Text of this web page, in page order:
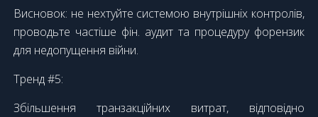
Висновок: не нехтуйте системою внутрішніх контролів,
проводьте частіше фін. аудит та процедуру форензик
для недопущення війни.
Тренд #5:
Збільшення транзакційних витрат, відповідно